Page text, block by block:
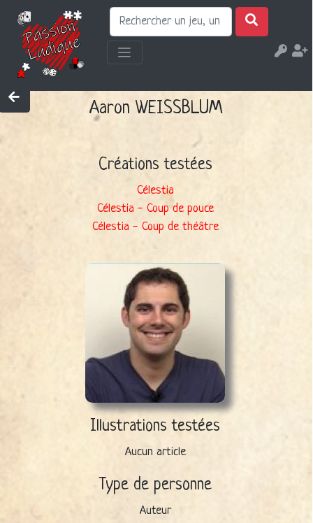
Aaron WEISSBLUM
Créations testées
Célestia
Célestia - Coup de pouce
Célestia - Coup de théâtre
Illustrations testées
Aucun article
Type de personne
Auteur